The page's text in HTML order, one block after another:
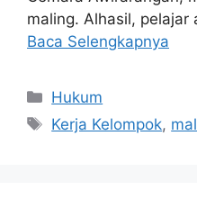
maling. Alhasil,
Baca Selengkapnya
Kategori
Hukum
Tag
Kerja Kelompok,